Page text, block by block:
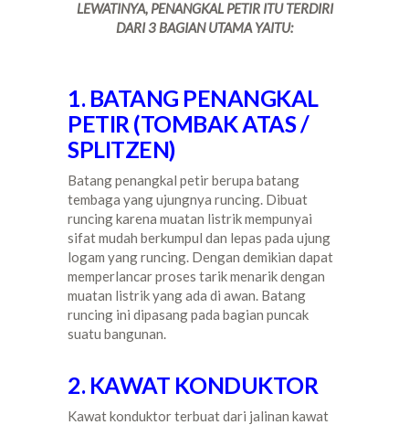
LEWATINYA, PENANGKAL PETIR ITU TERDIRI
DARI 3 BAGIAN UTAMA YAITU:
1. BATANG PENANGKAL
PETIR (TOMBAK ATAS /
SPLITZEN)
Batang penangkal petir berupa batang
tembaga yang ujungnya runcing. Dibuat
runcing karena muatan listrik mempunyai
sifat mudah berkumpul dan lepas pada ujung
logam yang runcing. Dengan demikian dapat
memperlancar proses tarik menarik dengan
muatan listrik yang ada di awan. Batang
runcing ini dipasang pada bagian puncak
suatu bangunan.
2. KAWAT KONDUKTOR
Kawat konduktor terbuat dari jalinan kawat